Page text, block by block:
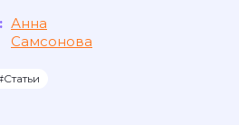
Анна
Самсонова